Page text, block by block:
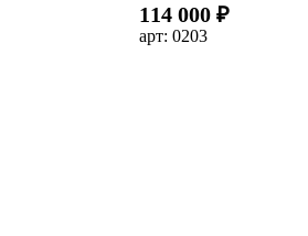
114 000 ₽
арт: 0203